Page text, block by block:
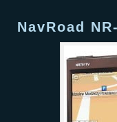
NavRoad